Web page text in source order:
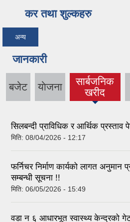
कर तथा शुल्कहरु
अन्य
जानकारी
बजेट याेजना
सार्बजनिक
खरीद
(active
tab)
सिलबन्दी प्राविधिक र आर्थिक प्रस्ताव
मिति: 08/04/2026 - 12:17
फर्निचर निर्माण कार्यको लागत अनुमान
सम्बन्धी सूचना !!
मिति: 06/05/2026 - 15:49
वडा न ६ आधारभूत स्वास्थ्य केन्द्रको